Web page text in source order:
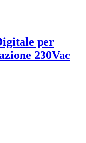
per
230Vac